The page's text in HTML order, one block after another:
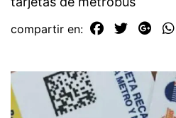
compartir en: